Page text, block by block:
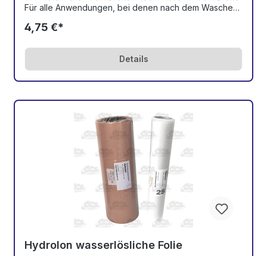
Für alle Anwendungen, bei denen nach dem Waschen
geeignet, aber auch zum Auflegen auf hochflorige
verhindern.Die Stärke der Folie beträgt 90my.
Anwendung für Lace-Stickerei: 1) Folie einspannen 2)
Stickerei starten 3) Folie mit Wasser besprühen oder
eintauchen - Fertig -
4,75 €*
Details
Hydrolon wasserlösliche Folie